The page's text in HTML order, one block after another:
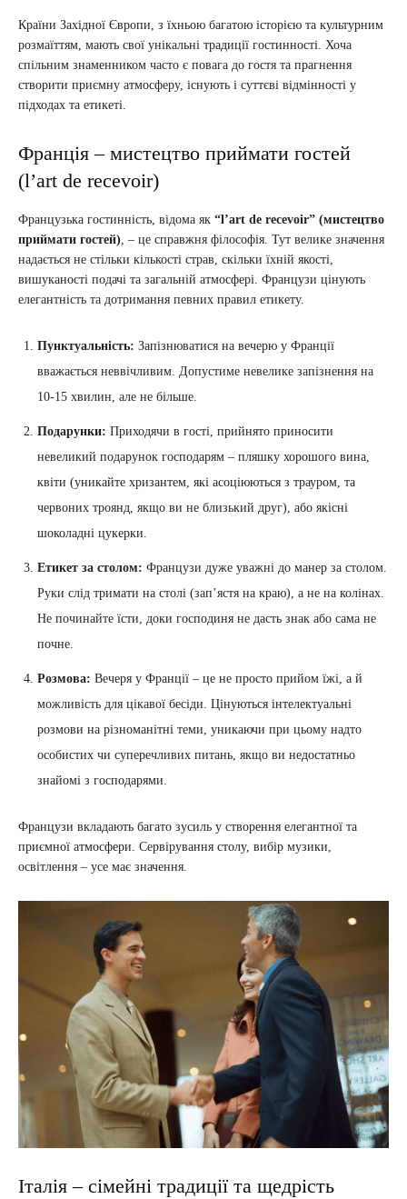
Країни Західної Європи, з їхньою багатою історією та культурним
розмаїттям, мають свої унікальні традиції гостинності. Хоча
спільним знаменником часто є повага до гостя та прагнення
створити приємну атмосферу, існують і суттєві відмінності у
підходах та етикеті.
Франція – мистецтво приймати гостей
(l’art de recevoir)
Французька гостинність, відома як “l’art de recevoir” (мистецтво
приймати гостей), – це справжня філософія. Тут велике значення
надається не стільки кількості страв, скільки їхній якості,
вишуканості подачі та загальній атмосфері. Французи цінують
елегантність та дотримання певних правил етикету.
Пунктуальність: Запізнюватися на вечерю у Франції
вважається неввічливим. Допустиме невелике запізнення на
10-15 хвилин, але не більше.
Подарунки: Приходячи в гості, прийнято приносити
невеликий подарунок господарям – пляшку хорошого вина,
квіти (уникайте хризантем, які асоціюються з трауром, та
червоних троянд, якщо ви не близький друг), або якісні
шоколадні цукерки.
Етикет за столом: Французи дуже уважні до манер за столом.
Руки слід тримати на столі (зап’ястя на краю), а не на колінах.
Не починайте їсти, доки господиня не дасть знак або сама не
почне.
Розмова: Вечеря у Франції – це не просто прийом їжі, а й
можливість для цікавої бесіди. Цінуються інтелектуальні
розмови на різноманітні теми, уникаючи при цьому надто
особистих чи суперечливих питань, якщо ви недостатньо
знайомі з господарями.
Французи вкладають багато зусиль у створення елегантної та
приємної атмосфери. Сервірування столу, вибір музики,
освітлення – усе має значення.
Італія – сімейні традиції та щедрість